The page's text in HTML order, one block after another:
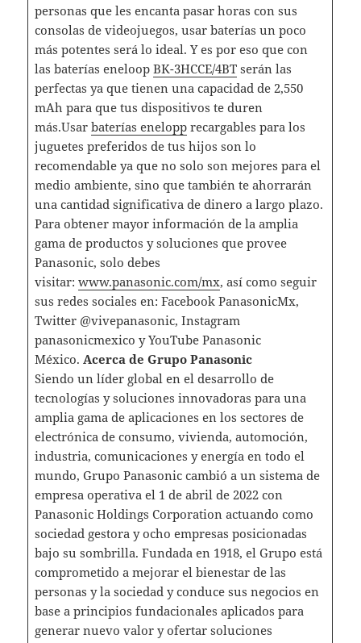
personas que les encanta pasar horas con sus
consolas de videojuegos, usar baterías un poco
más potentes será lo ideal. Y es por eso que con
las baterías eneloop BK-3HCCE/4BTserán las
perfectas ya que tienen una capacidad de 2,550
mAh para que tus dispositivos te duren
más.Usar baterías enelopprecargables para los
juguetes preferidos de tus hijos son lo
recomendable ya que no solo son mejores para el
medio ambiente, sino que también te ahorrarán
una cantidad significativa de dinero a largo plazo.
Para obtener mayor información de la amplia
gama de productos y soluciones que provee
Panasonic, solo debes
visitar: www.panasonic.com/mx, así como seguir
sus redes sociales en: Facebook PanasonicMx,
Twitter @vivepanasonic, Instagram
panasonicmexico y YouTube Panasonic
México. Acerca de Grupo Panasonic
Siendo un líder global en el desarrollo de
tecnologías y soluciones innovadoras para una
amplia gama de aplicaciones en los sectores de
electrónica de consumo, vivienda, automoción,
industria, comunicaciones y energía en todo el
mundo, Grupo Panasonic cambió a un sistema de
empresa operativa el 1 de abril de 2022 con
Panasonic Holdings Corporation actuando como
sociedad gestora y ocho empresas posicionadas
bajo su sombrilla. Fundada en 1918, el Grupo está
comprometido a mejorar el bienestar de las
personas y la sociedad y conduce sus negocios en
base a principios fundacionales aplicados para
generar nuevo valor y ofertar soluciones